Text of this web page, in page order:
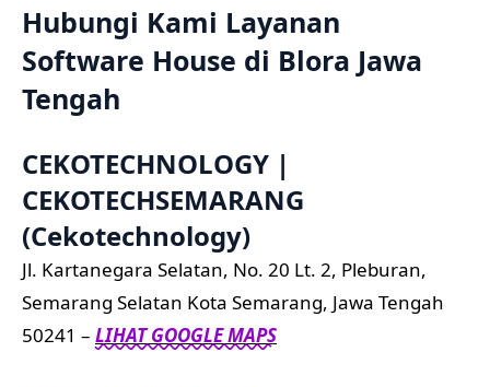
Hubungi Kami Layanan
Software House di Blora Jawa
Tengah
CEKOTECHNOLOGY |
CEKOTECHSEMARANG
(Cekotechnology)
Jl. Kartanegara Selatan, No. 20 Lt. 2, Pleburan,
Semarang Selatan Kota Semarang, Jawa Tengah
50241 – LIHAT GOOGLE MAPS